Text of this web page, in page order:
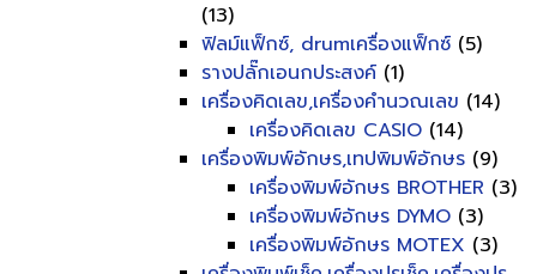
(13)
ฟิลม์แฟ็กซ์, drumเครื่องแฟ็กซ์ (5)
รางปลั๊กเอนกประสงค์ (1)
เครื่องคิดเลข,เครื่องคำนวณเลข (14)
เครื่องคิดเลข CASIO (14)
เครื่องพิมพ์อักษร,เทปพิมพ์อักษร (9)
เครื่องพิมพ์อักษร BROTHER (3)
เครื่องพิมพ์อักษร DYMO (3)
เครื่องพิมพ์อักษร MOTEX (3)